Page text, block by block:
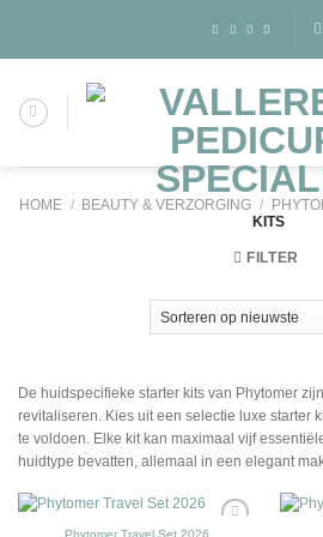
content
HOME / BEAUTY & VERZORGING /
KITS
FILTER
De huidspecifieke starter kits van Phytomer
revitaliseren. Kies uit een selectie luxe starter
te voldoen. Elke kit kan maximaal vijf
huidtype bevatten, allemaal in een elegant
Phytomer Travel Set 2026